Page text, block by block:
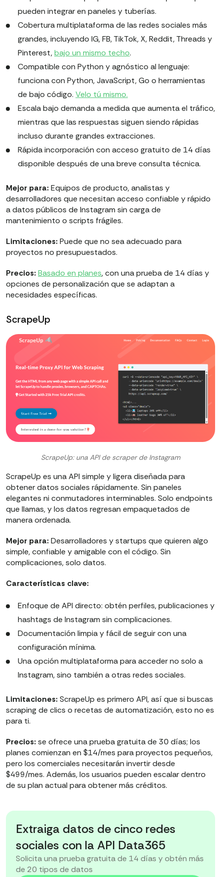
pueden integrar en paneles y tuberías.
Cobertura multiplataforma de las redes sociales más
grandes, incluyendo IG, FB, TikTok, X, Reddit, Threads y
Pinterest,bajo un mismo techo.
Compatible con Python y agnóstico al lenguaje:
funciona con Python, JavaScript, Go o herramientas
de bajo código. Velo tú mismo.
Escala bajo demanda a medida que aumenta el tráfico,
mientras que las respuestas siguen siendo rápidas
incluso durante grandes extracciones.
Rápida incorporación con acceso gratuito de 14 días
disponible después de una breve consulta técnica.
Mejor para: Equipos de producto, analistas y
desarrolladores que necesitan acceso confiable y rápido
a datos públicos de Instagram sin carga de
mantenimiento o scripts frágiles.
Limitaciones: Puede que no sea adecuado para
proyectos no presupuestados.
Precios: Basado en planes, con una prueba de 14 días y
opciones de personalización que se adaptan a
necesidades específicas.
ScrapeUp
ScrapeUp: una API de scraper de Instagram
ScrapeUp es una API simple y ligera diseñada para
obtener datos sociales rápidamente. Sin paneles
elegantes ni conmutadores interminables. Solo endpoints
que llamas, y los datos regresan empaquetados de
manera ordenada.
Mejor para: Desarrolladores y startups que quieren algo
simple, confiable y amigable con el código. Sin
complicaciones, solo datos.
Características clave:
Enfoque de API directo: obtén perfiles, publicaciones y
hashtags de Instagram sin complicaciones.
Documentación limpia y fácil de seguir con una
configuración mínima.
Una opción multiplataforma para acceder no solo a
Instagram, sino también a otras redes sociales.
Limitaciones: ScrapeUp es primero API, así que si buscas
scraping de clics o recetas de automatización, esto no es
para ti.
Precios: se ofrece una prueba gratuita de 30 días; los
planes comienzan en $14/mes para proyectos pequeños,
pero los comerciales necesitarán invertir desde
$499/mes. Además, los usuarios pueden escalar dentro
de su plan actual para obtener más créditos.
Extraiga datos de cinco redes
sociales con la API Data365
Solicita una prueba gratuita de 14 días y obtén más
de 20 tipos de datos